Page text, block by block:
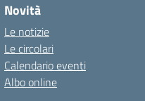
Novità
Le notizie
Le circolari
Calendario eventi
Albo online